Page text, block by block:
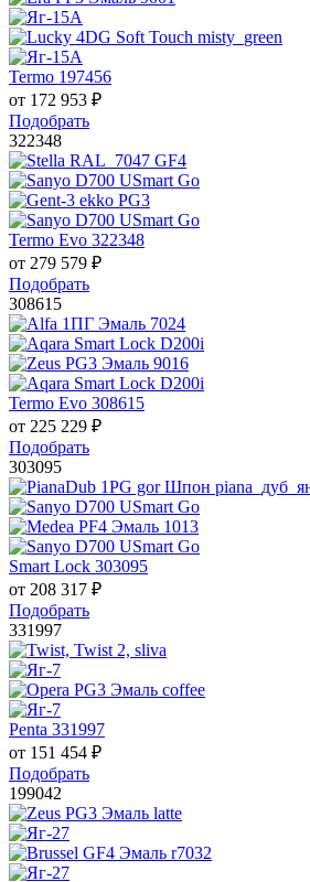
Termo 197456
от 172 953 ₽
Подобрать
322348
Termo Evo 322348
от 279 579 ₽
Подобрать
308615
Termo Evo 308615
от 225 229 ₽
Подобрать
303095
Smart Lock 303095
от 208 317 ₽
Подобрать
331997
Penta 331997
от 151 454 ₽
Подобрать
199042